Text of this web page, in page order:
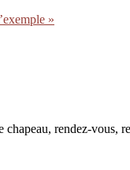
»
rendez-